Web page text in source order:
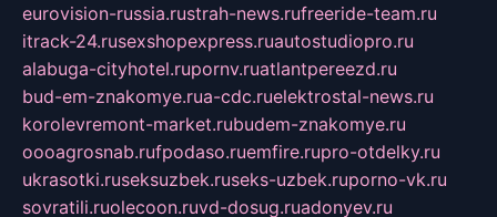
eurovision-russia.rustrah-news.rufreeride-team.ru
itrack-24.rusexshopexpress.ruautostudiopro.ru
alabuga-cityhotel.rupornv.ruatlantpereezd.ru
bud-em-znakomye.rua-cdc.ruelektrostal-news.ru
korolevremont-market.rubudem-znakomye.ru
oooagrosnab.rufpodaso.ruemfire.rupro-otdelky.ru
ukrasotki.ruseksuzbek.ruseks-uzbek.ruporno-vk.ru
sovratili.ruolecoon.ruvd-dosug.ruadonyev.ru